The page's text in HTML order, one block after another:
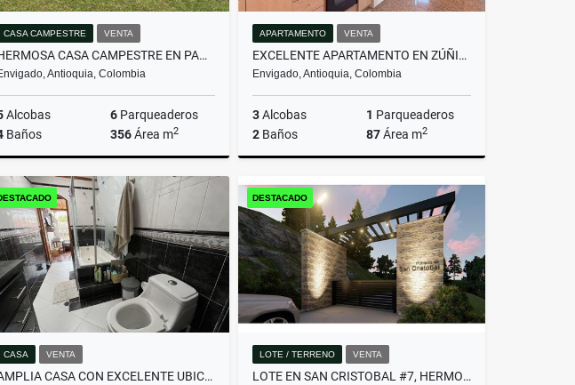
CASA CAMPESTRE VENTA
HERMOSA CASA CAMPESTRE EN PANTANILLO ENVIGADO
Antioquia, Colombia
Alcobas 6 Parqueaderos
Baños 356Área m2
Venta
$1.980.000.000
APARTAMENTO VENTA
EXCELENTE APARTAMENTO EN ZÚÑIGA | UBICACIÓN ESTRATÉGICA Y SEGURA
Envigado, Antioquia, Colombia
3Alcobas 1 Parqueaderos
2 Baños 87Área m2
Venta
$780.000.000
CASA VENTA
AMPLIA CASA CON EXCELENTE UBICACIÓN EN ENVIGADO!(MLS#252487)
DESTACADO
LOTE / TERRENO VENTA
LOTE EN SAN CRISTOBAL #7, HERMOSA VISTA PANORAMICA EN PARCELACION